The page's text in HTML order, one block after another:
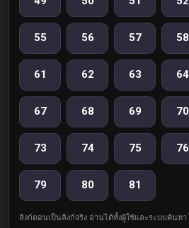
55 56 57 58
61 62 63 64
67 68 69 70
73 74 75 76
79 80 81
ลิงก์ตอนเป็นลิงก์จริง อ่านได้ทั้งผู้ใช้และระบบค้นห